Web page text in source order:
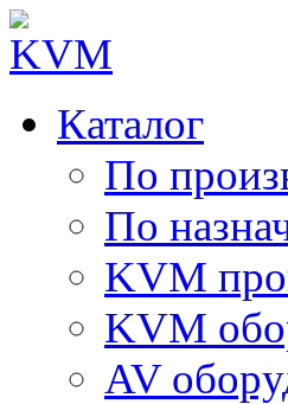
Каталог
По
По
KVM
KVM
AV